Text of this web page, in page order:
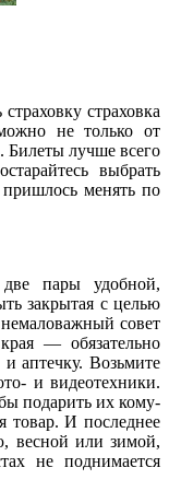
страховка
не только от
Билеты лучше всего
выбрать
менять по
пары удобной,
закрытая с целью
совет
— обязательно
аптечку. Возьмите
и видеотехники.
подарить их кому-
товар. И последнее
весной или зимой,
не поднимается